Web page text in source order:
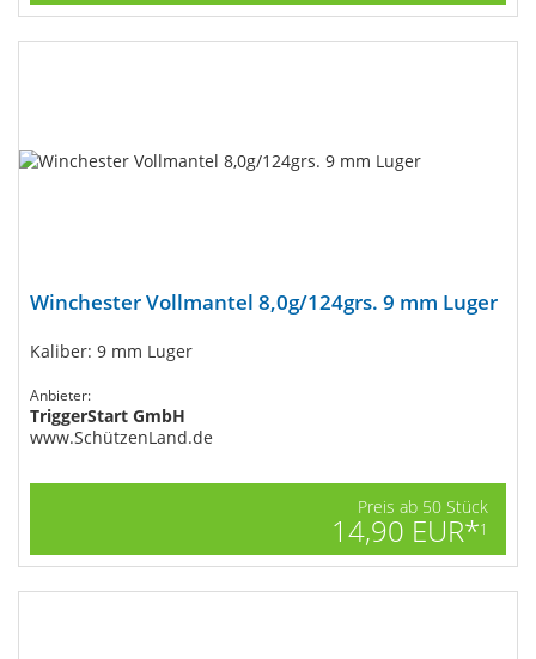
Winchester Vollmantel 8,0g/124grs. 9 mm Luger
Kaliber: 9 mm Luger
Anbieter:
TriggerStart GmbH
www.SchützenLand.de
Preis ab 50 Stück
14,90 EUR*1